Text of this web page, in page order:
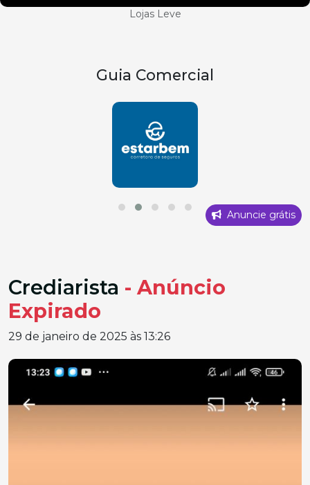
Lojas Leve
Guia Comercial
Anuncie grátis
Crediarista - Anúncio
Expirado
29 de janeiro de 2025 às 13:26